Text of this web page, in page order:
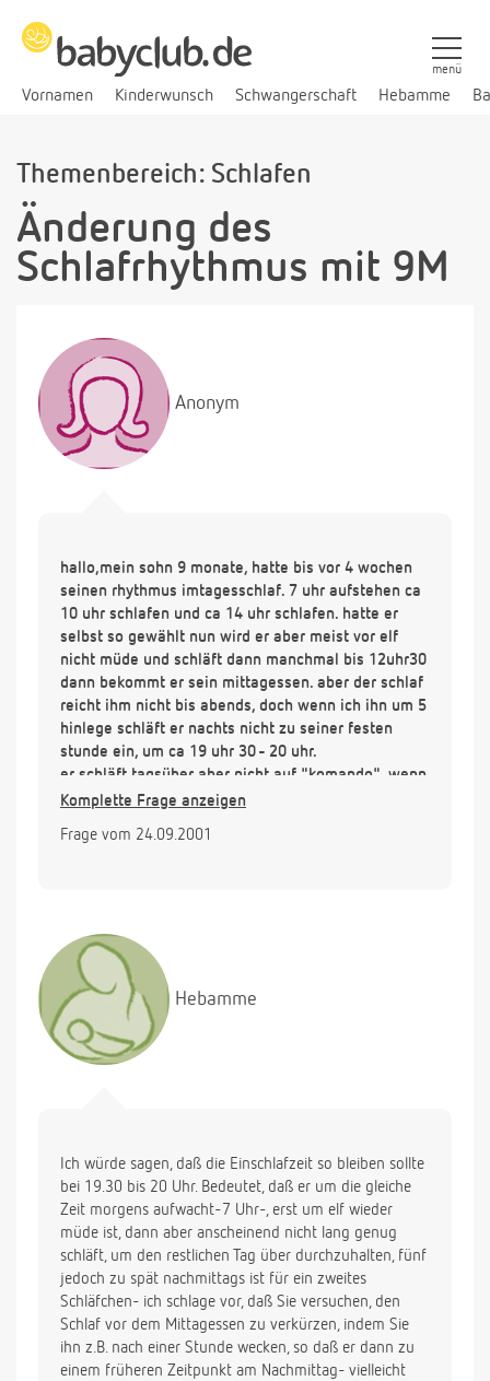
Vornamen Kinderwunsch Schwangerschaft Hebamme
menü
Themenbereich: Schlafen
Änderung des
Schlafrhythmus mit 9M
Anonym
hallo,mein sohn 9 monate, hatte bis vor 4 wochen
seinen rhythmus imtagesschlaf. 7 uhr aufstehen ca
10 uhr schlafen und ca 14 uhr schlafen. hatte er
selbst so gewählt nun wird er aber meist vor elf
nicht müde und schläft dann manchmal bis 12uhr30
dann bekommt er sein mittagessen. aber der schlaf
reicht ihm nicht bis abends, doch wenn ich ihn um 5
hinlege schläft er nachts nicht zu seiner festen
stunde ein, um ca 19 uhr 30 - 20 uhr.
er schläft tagsüber aber nicht auf "komando". wenn
ich ihn hinlege und er ist nicht totmüde, schreit er
bis nach dem mittagessen hält er aber auch nicht
zeitenhaben sich also verschoben. ich bin sehr
ratlos, er braucht noch schlaf, da er sonst völlig
ausklingt.
Komplette Frage anzeigen
Frage vom 24.09.2001
Hebamme
Ich würde sagen, daß die Einschlafzeit so bleiben sollte
bei 19.30 bis 20 Uhr. Bedeutet, daß er um die gleiche
Zeit morgens aufwacht-7 Uhr-, erst um elf wieder
müde ist, dann aber anscheinend nicht lang genug
schläft, um den restlichen Tag über durchzuhalten, fünf
jedoch zu spät nachmittags ist für ein zweites
Schläfchen- ich schlage vor, daß Sie versuchen, den
Schlaf vor dem Mittagessen zu verkürzen, indem Sie
ihn z.B. nach einer Stunde wecken, so daß er dann zu
einem früheren Zeitpunkt am Nachmittag- vielleicht